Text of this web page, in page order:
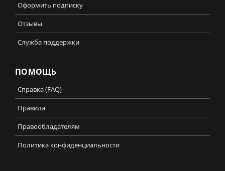
Оформить подписку
Отзывы
Служба поддержки
ПОМОЩЬ
Справка (FAQ)
Правила
Правообладателям
Политика конфиденциальности